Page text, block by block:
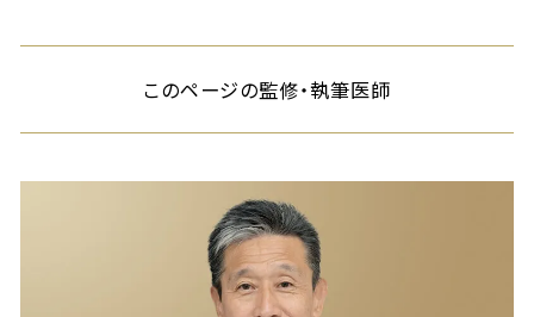
このページの監修・執筆医師